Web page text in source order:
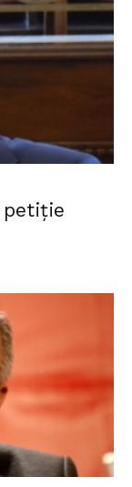
petiție